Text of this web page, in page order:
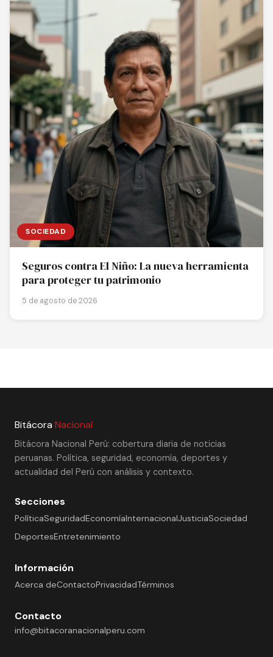
SOCIEDAD
Seguros contra El Niño: La nueva herramienta
para proteger tu patrimonio
5 de agosto de 2026
Bitácora Nacional
Bitácora Nacional Perú: cobertura diaria de noticias
peruanas. Política, seguridad, economía, deportes y
actualidad del Perú con análisis y contexto.
Secciones
PolíticaSeguridadEconomíaInternacionalJusticiaSociedad
DeportesEntretenimiento
Información
Acerca deContactoPrivacidadTérminos
Contacto
info@bitacoranacionalperu.com